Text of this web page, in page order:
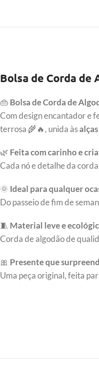
Bolsa de Corda de
👜 Bolsa de Corda de
Com design encantador e
terrosa 🌾🔥, unida às
🌿 Feita com carinho e
Cada nó e detalhe da
🌞 Ideal para qualquer
Do passeio de fim de
🧵 Material leve e
Corda de algodão de
🎀 Presente que
Uma peça original, feita